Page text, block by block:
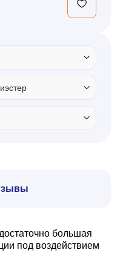
большая
под воздействием